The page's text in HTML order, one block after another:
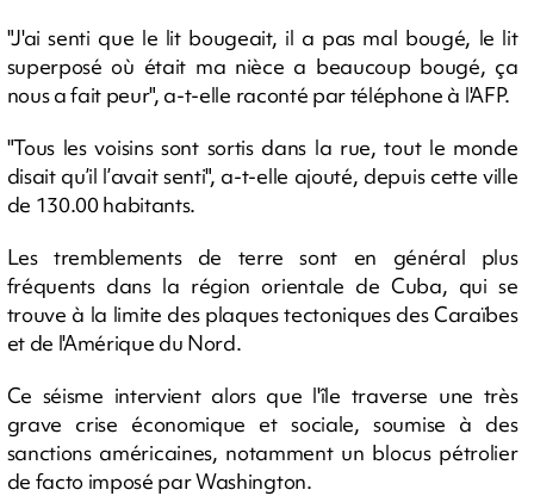
"J'ai senti que le lit bougeait, il a pas mal bougé, le lit
superposé où était ma nièce a beaucoup bougé, ça
nous a fait peur", a-t-elle raconté par téléphone à l'AFP.
"Tous les voisins sont sortis dans la rue, tout le monde
disait qu’il l’avait senti", a-t-elle ajouté, depuis cette ville
de 130.00 habitants.
Les tremblements de terre sont en général plus
fréquents dans la région orientale de Cuba, qui se
trouve à la limite des plaques tectoniques des Caraïbes
et de l'Amérique du Nord.
Ce séisme intervient alors que l'île traverse une très
grave crise économique et sociale, soumise à des
sanctions américaines, notamment un blocus pétrolier
de facto imposé par Washington.